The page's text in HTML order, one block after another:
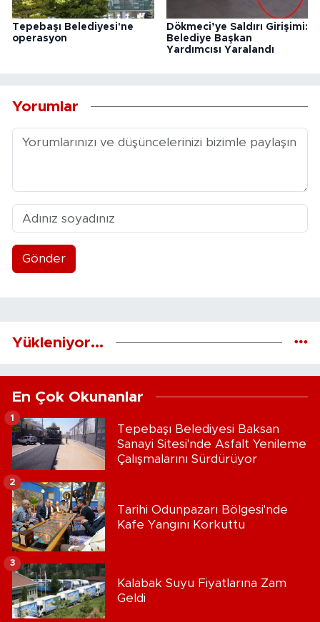
Tepebaşı Belediyesi'ne
operasyon
Dökmeci’ye Saldırı Girişimi:
Belediye Başkan
Yardımcısı Yaralandı
Yorumlar
Gönder
Yükleniyor...
En Çok Okunanlar
Tepebaşı Belediyesi Baksan
Sanayi Sitesi'nde Asfalt Yenileme
Çalışmalarını Sürdürüyor
1
Tarihi Odunpazarı Bölgesi'nde
Kafe Yangını Korkuttu
2
Kalabak Suyu Fiyatlarına Zam
Geldi
3